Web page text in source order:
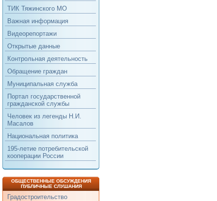
ТИК Тяжинского МО
Важная информация
Видеорепортажи
Открытые данные
Контрольная деятельность
Обращение граждан
Муниципальная служба
Портал государственной
гражданской службы
Человек из легенды Н.И.
Масалов
Национальная политика
195-летие потребительской
кооперации России
ОБЩЕСТВЕННЫЕ ОБСУЖДЕНИЯ
ПУБЛИЧНЫЕ СЛУШАНИЯ
Градостроительство